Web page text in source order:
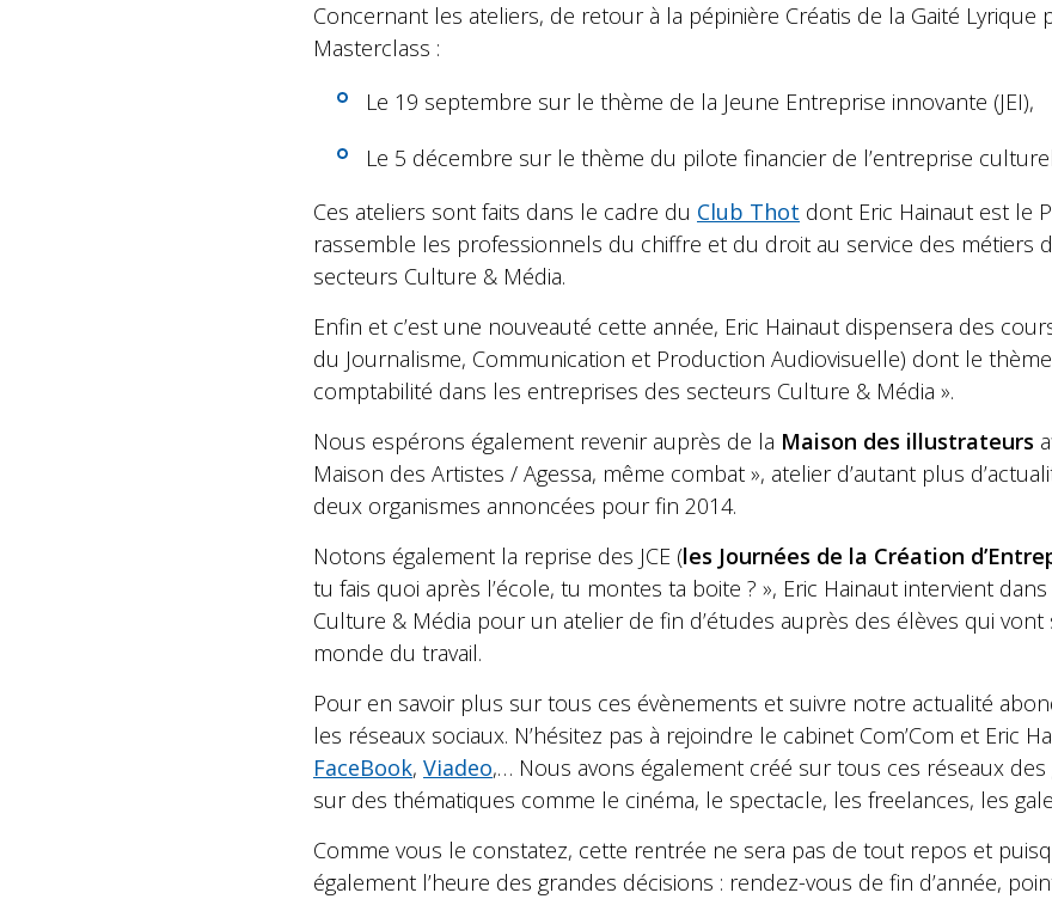
Concernant les ateliers, de retour à la pépinière Créatis de la Gaité Lyrique
Masterclass :
Le 19 septembre sur le thème de la Jeune Entreprise innovante (JEI),
Le 5 décembre sur le thème du pilote financier de l’entreprise
Ces ateliers sont faits dans le cadre du Club Thot dont Eric Hainaut est le
rassemble les professionnels du chiffre et du droit au service des métiers
secteurs Culture & Média.
Enfin et c’est une nouveauté cette année, Eric Hainaut dispensera des
du Journalisme, Communication et Production Audiovisuelle) dont le
comptabilité dans les entreprises des secteurs Culture & Média ».
Nous espérons également revenir auprès de la Maison des illustrateurs
Maison des Artistes / Agessa, même combat », atelier d’autant plus
deux organismes annoncées pour fin 2014.
Notons également la reprise des JCE (les Journées de la Création
tu fais quoi après l’école, tu montes ta boite ? », Eric Hainaut intervient
Culture & Média pour un atelier de fin d’études auprès des élèves qui
monde du travail.
Pour en savoir plus sur tous ces évènements et suivre notre actualité
les réseaux sociaux. N’hésitez pas à rejoindre le cabinet Com’Com et Eric
FaceBook, Viadeo,… Nous avons également créé sur tous ces réseaux
sur des thématiques comme le cinéma, le spectacle, les freelances, les
Comme vous le constatez, cette rentrée ne sera pas de tout repos et
également l’heure des grandes décisions : rendez-vous de fin d’année,